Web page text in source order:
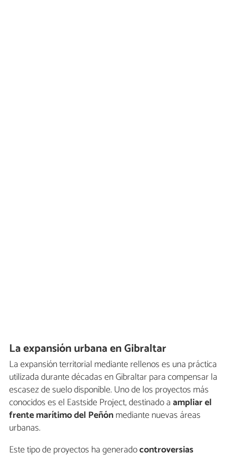
La expansión urbana en Gibraltar
La expansión territorial mediante rellenos es una práctica
utilizada durante décadas en Gibraltar para compensar la
escasez de suelo disponible. Uno de los proyectos más
conocidos es el Eastside Project, destinado aampliar el
frente marítimo del Peñónmediante nuevas áreas
urbanas.
Este tipo de proyectos ha generadocontroversias